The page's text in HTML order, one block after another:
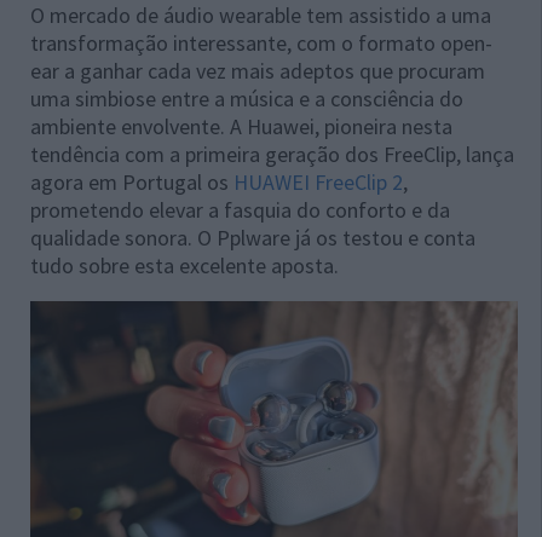
O mercado de áudio wearable tem assistido a uma
transformação interessante, com o formato open-
ear a ganhar cada vez mais adeptos que procuram
uma simbiose entre a música e a consciência do
ambiente envolvente. A Huawei, pioneira nesta
tendência com a primeira geração dos FreeClip, lança
agora em Portugal os HUAWEI FreeClip 2,
prometendo elevar a fasquia do conforto e da
qualidade sonora. O Pplware já os testou e conta
tudo sobre esta excelente aposta.